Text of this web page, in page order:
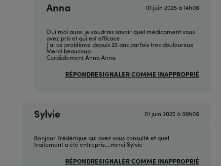
Anna 01 juin 2025 à 14h06
En
(sans
sujet)
par
Anonyme
(non
vérifié)
Oui moi aussi je voudrais savoir quel médicament vous
avez pris et qui est efficace
J'ai ce problème depuis 25 ans parfois tres douloureux
Merci beaucoup
Cordialement Anna Anna
RÉPONDRESIGNALER COMME INAPPROPRIÉ
Sylvie 01 juin 2025 à 09h06
En
(sans
sujet)
par
Bonjour Frédérique qui avez vous consulté et quel
traitement a été entrepris….mrrci Sylvie
RÉPONDRESIGNALER COMME INAPPROPRIÉ